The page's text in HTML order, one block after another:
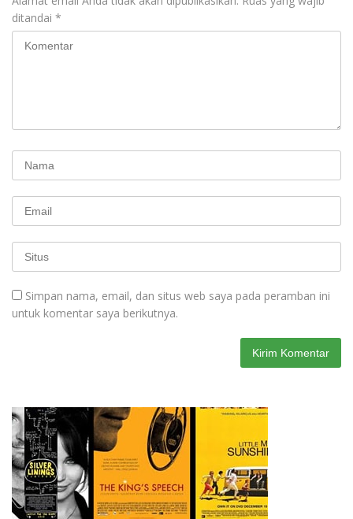
ditandai *
Simpan nama, email, dan situs web saya pada peramban ini
untuk komentar saya berikutnya.